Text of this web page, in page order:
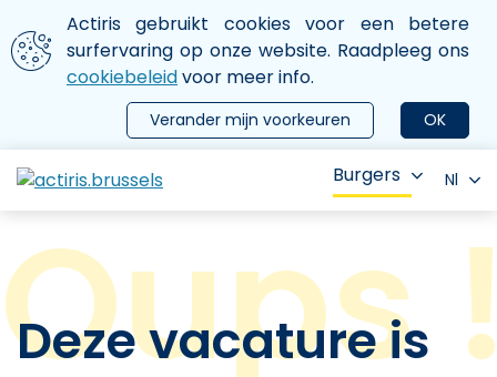
Aller au contenu principal
We gebruiken cookies
Actiris gebruikt cookies voor een betere
surfervaring op onze website. Raadpleeg ons
cookiebeleidvoor meer info.
OK
Verander mijn voorkeuren
le menu
Burgers Nl
Deze vacature is